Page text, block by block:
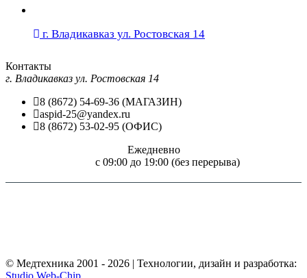
г. Владикавказ ул. Ростовская 14
Контакты
г. Владикавказ ул. Ростовская 14
8 (8672) 54-69-36 (МАГАЗИН)
aspid-25@yandex.ru
8 (8672) 53-02-95 (ОФИС)
Ежедневно
c 09:00 до 19:00 (без перерыва)
© Медтехника 2001 - 2026 | Технологии, дизайн и разработка: